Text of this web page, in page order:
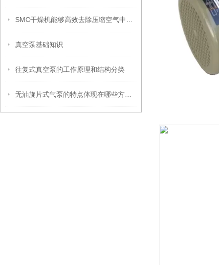
真空泵基础知识
往复式真空泵的工作原理和结构分类